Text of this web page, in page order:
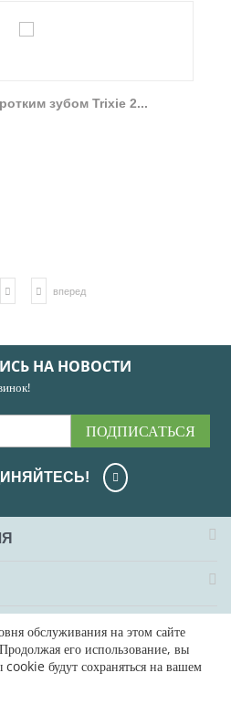
зубом Trixie 2...
вперед
НА НОВОСТИ
ПОДПИСАТЬСЯ
обслуживания на этом сайте
его использование, вы
cookie будут сохраняться на вашем